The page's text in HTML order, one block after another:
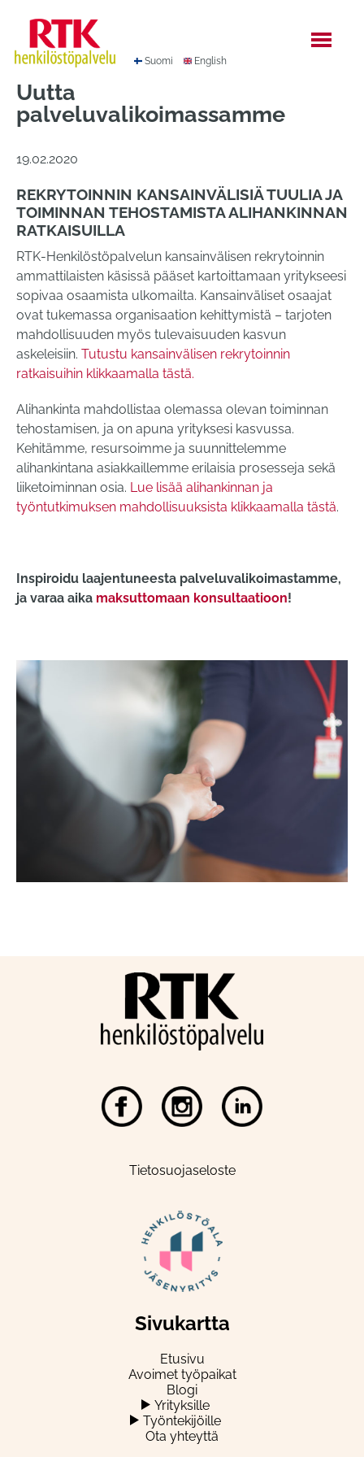
sisältöön
Suomi English
Uutta
palveluvalikoimassamme
19.02.2020
REKRYTOINNIN KANSAINVÄLISIÄ TUULIA JA
TOIMINNAN TEHOSTAMISTA ALIHANKINNAN
RATKAISUILLA
RTK-Henkilöstöpalvelun kansainvälisen rekrytoinnin
ammattilaisten käsissä pääset kartoittamaan yritykseesi
sopivaa osaamista ulkomailta. Kansainväliset osaajat
ovat tukemassa organisaation kehittymistä – tarjoten
mahdollisuuden myös tulevaisuuden kasvun
askeleisiin. Tutustu kansainvälisen rekrytoinnin
ratkaisuihin klikkaamalla tästä.
Alihankinta mahdollistaa olemassa olevan toiminnan
tehostamisen, ja on apuna yrityksesi kasvussa.
Kehitämme, resursoimme ja suunnittelemme
alihankintana asiakkaillemme erilaisia prosesseja sekä
liiketoiminnan osia. Lue lisää alihankinnan ja
työntutkimuksen mahdollisuuksista klikkaamalla tästä.
Inspiroidu laajentuneesta palveluvalikoimastamme,
ja varaa aika maksuttomaan konsultaatioon!
Tietosuojaseloste
Sivukartta
Etusivu
Avoimet työpaikat
Blogi
Yrityksille
Työntekijöille
Ota yhteyttä